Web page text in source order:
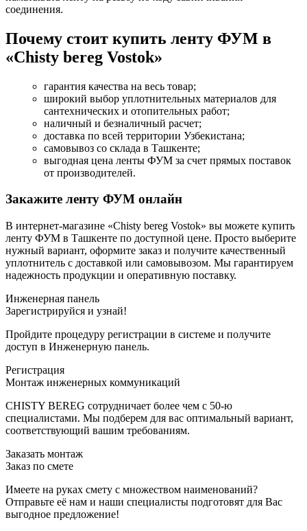
соединения.
Почему стоит купить ленту ФУМ в
«Chisty bereg Vostok»
гарантия качества на весь товар;
широкий выбор уплотнительных материалов для
сантехнических и отопительных работ;
наличный и безналичный расчет;
доставка по всей территории Узбекистана;
самовывоз со склада в Ташкенте;
выгодная цена ленты ФУМ за счет прямых поставок
от производителей.
Закажите ленту ФУМ онлайн
В интернет-магазине «Chisty bereg Vostok» вы можете купить
ленту ФУМ в Ташкенте по доступной цене. Просто выберите
нужный вариант, оформите заказ и получите качественный
уплотнитель с доставкой или самовывозом. Мы гарантируем
надежность продукции и оперативную поставку.
Инженерная панель
Зарегистрируйся и узнай!
Пройдите процедуру регистрации в системе и получите
доступ в Инженерную панель.
Регистрация
Монтаж инженерных коммуникаций
CHISTY BEREG сотрудничает более чем с 50-ю
специалистами. Мы подберем для вас оптимальный вариант,
соответствующий вашим требованиям.
Заказать монтаж
Заказ по смете
Имеете на руках смету с множеством наименований?
Отправьте её нам и наши специалисты подготовят для Вас
выгодное предложение!